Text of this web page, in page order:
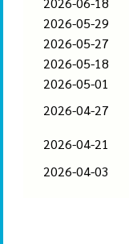
2026-05-29
2026-05-27
2026-05-18
2026-05-01
2026-04-27
2026-04-21
2026-04-03